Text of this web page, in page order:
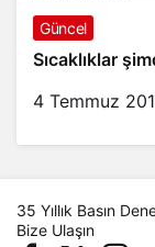
Güncel
Sıcaklıklar
4 Temmuz
35 Yıllık Basın
Bize Ulaşın